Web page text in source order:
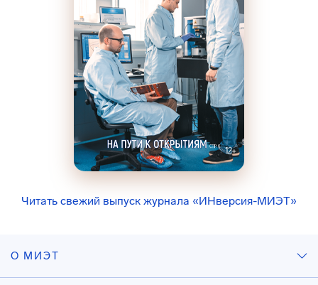
Читать свежий выпуск журнала «ИНверсия-МИЭТ»
О МИЭТ